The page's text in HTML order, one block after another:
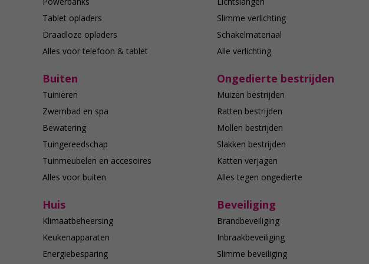
Tablet opladers
Draadloze opladers
Alles voor telefoon & tablet
Slimme verlichting
Schakelmateriaal
Alle verlichting
Buiten
Tuinieren
Zwembad en spa
Bewatering
Tuingereedschap
Tuinmeubelen en accesoires
Alles voor buiten
Ongedierte bestrijden
Muizen bestrijden
Ratten bestrijden
Mollen bestrijden
Slakken bestrijden
Katten verjagen
Alles tegen ongedierte
Huis
Klimaatbeheersing
Keukenapparaten
Energiebesparing
Beveiliging
Brandbeveiliging
Inbraakbeveiliging
Slimme beveiliging